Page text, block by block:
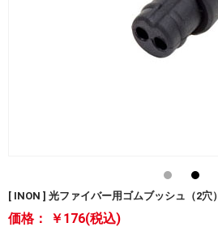
[ INON ] 光ファイバー用ゴムブッシュ（2穴）
価格： ￥176(税込)